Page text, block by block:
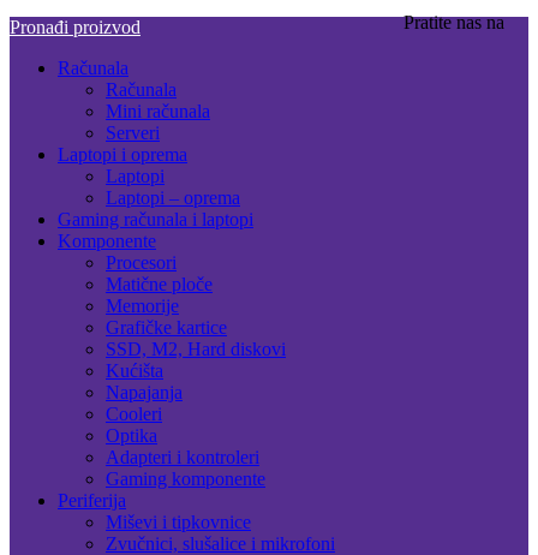
Pratite nas na
Pronađi proizvod
Računala
Računala
Mini računala
Serveri
Laptopi i oprema
Laptopi
Laptopi – oprema
Gaming računala i laptopi
Komponente
Procesori
Matične ploče
Memorije
Grafičke kartice
SSD, M2, Hard diskovi
Kućišta
Napajanja
Cooleri
Optika
Adapteri i kontroleri
Gaming komponente
Periferija
Miševi i tipkovnice
Zvučnici, slušalice i mikrofoni